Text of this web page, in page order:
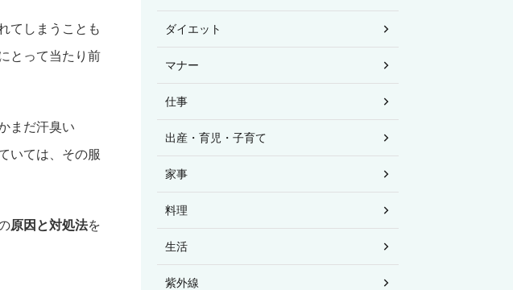
てしまうことも
とって当たり前
まだ汗臭い
いては、その服
原因と対処法を
ダイエット
マナー
仕事
出産・育児・子育て
家事
料理
生活
紫外線